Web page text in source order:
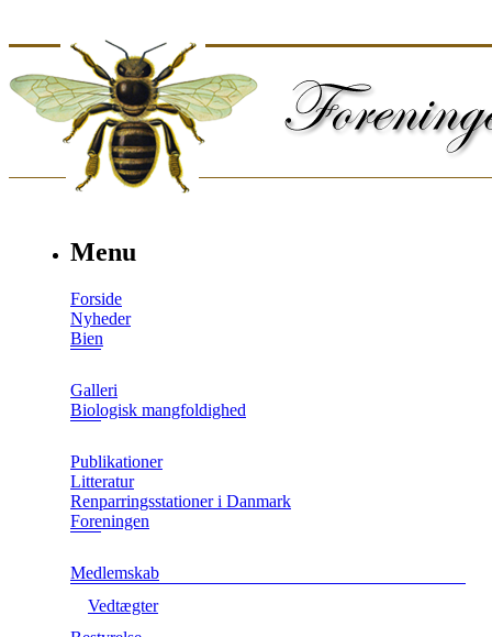
Menu
Forside
Nyheder
Bien
Galleri
Biologisk mangfoldighed
Publikationer
Litteratur
Renparringsstationer i Danmark
Foreningen
Medlemskab
Vedtægter